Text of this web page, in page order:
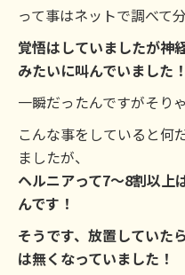
って事はネットで調べて
覚悟はしていましたが神
みたいに叫んでいました！
一瞬だったんですがそ
こんな事をしていると何
ましたが、
ヘルニアって7～8割以上
んです！
そうです、放置していた
は無くなっていました！